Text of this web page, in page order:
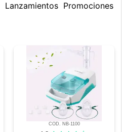
Lanzamientos Promociones
COD. NB-1100